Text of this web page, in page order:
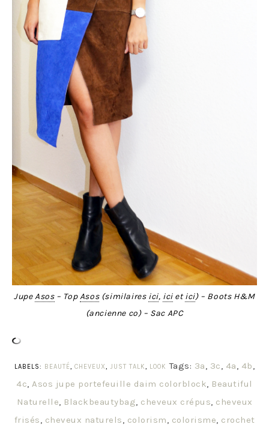
JupeAsos– TopAsos(similaires ici, icietici) – Boots H&M
(ancienne co) – Sac APC
LABELS: BEAUTÉ CHEVEUX JUST TALK LOOK Tags: 3a 3c 4a 4b
4c Asos jupe portefeuille daim colorblock
Beautiful
Naturelle
Blackbeautybag cheveux crépus cheveux
frisés
cheveux naturels colorism colorisme crochet